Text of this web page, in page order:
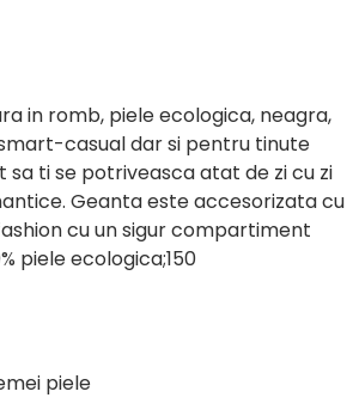
in romb, piele ecologica, neagra,
casual dar si pentru tinute
sa ti se potriveasca atat de zi cu zi
Geanta este accesorizata cu
cu un sigur compartiment
piele ecologica;150
piele